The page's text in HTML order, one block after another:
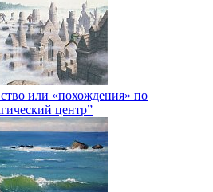
или «похождения» по
центр”